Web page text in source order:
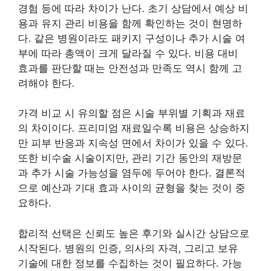
경험 등에 따라 차이가 난다. 초기 상담에서 예상 비
용과 유지 관리 비용을 함께 확인하는 것이 현명하
다. 같은 병원이라도 패키지 구성이나 추가 시술 여
부에 따라 총액이 크게 달라질 수 있다. 비용 대비
효과를 판단할 때는 안전성과 만족도 역시 함께 고
려해야 한다.
가격 비교 시 유의할 점은 시술 부위별 기획과 재료
의 차이이다. 프리미엄 재료일수록 비용은 상승하지
만 피부 반응과 지속성 면에서 차이가 있을 수 있다.
또한 비수술 시술이지만, 관리 기간 동안의 재방문
과 추가 시술 가능성을 염두에 두어야 한다. 결론적
으로 예산과 기대 효과 사이의 균형을 찾는 것이 중
요하다.
합리적 선택은 신뢰도 높은 후기와 실시간 상담으로
시작된다. 병원의 인증, 의사의 자격, 그리고 보유
기술에 대한 정보를 수집하는 것이 필요하다. 가능